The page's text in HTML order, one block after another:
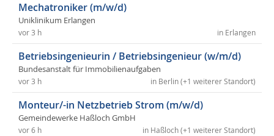
Mechatroniker (m/w/d)
Uniklinikum Erlangen
in Erlangen
vor 3 h
Betriebsingenieurin / Betriebsingenieur (w/m/d)
Bundesanstalt für Immobilienaufgaben
in Berlin (+1 weiterer Standort)
vor 3 h
Monteur/-in Netzbetrieb Strom (m/w/d)
Gemeindewerke Haßloch GmbH
in Haßloch (+1 weiterer Standort)
vor 6 h